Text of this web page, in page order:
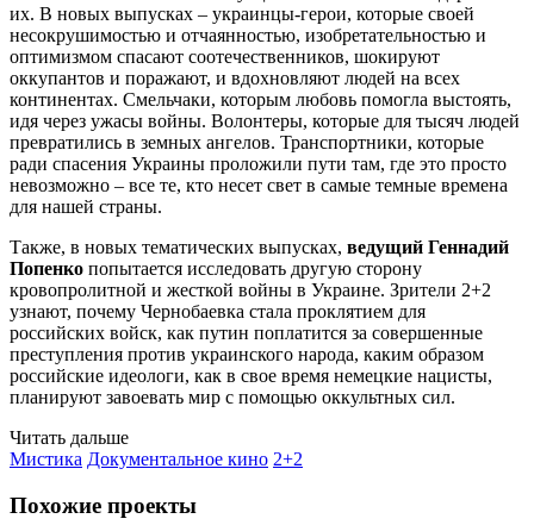
их. В новых выпусках – украинцы-герои, которые своей
несокрушимостью и отчаянностью, изобретательностью и
оптимизмом спасают соотечественников, шокируют
оккупантов и поражают, и вдохновляют людей на всех
континентах. Смельчаки, которым любовь помогла выстоять,
идя через ужасы войны. Волонтеры, которые для тысяч людей
превратились в земных ангелов. Транспортники, которые
ради спасения Украины проложили пути там, где это просто
невозможно – все те, кто несет свет в самые темные времена
для нашей страны.
Также, в новых тематических выпусках, ведущий Геннадий
Попенко попытается исследовать другую сторону
кровопролитной и жесткой войны в Украине. Зрители 2+2
узнают, почему Чернобаевка стала проклятием для
российских войск, как путин поплатится за совершенные
преступления против украинского народа, каким образом
российские идеологи, как в свое время немецкие нацисты,
планируют завоевать мир с помощью оккультных сил.
Читать дальше
Мистика Документальное кино 2+2
Похожие проекты